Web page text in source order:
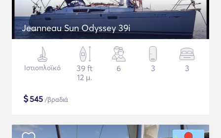
Jeanneau Sun Odyssey 39i
Ιστιοπλοϊκό
39 ft
12 μ.
6 3 3
$545 /βραδιά